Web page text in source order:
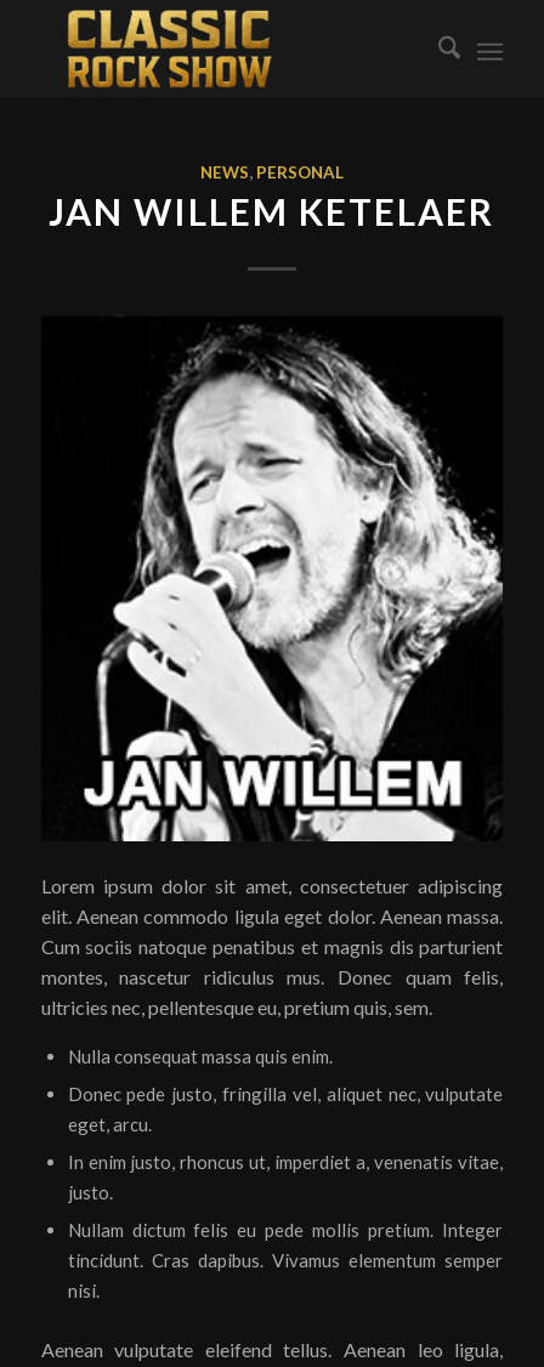
NEWS, PERSONAL
JAN WILLEM KETELAER
Lorem ipsum dolor sit amet, consectetuer adipiscing
elit. Aenean commodo ligula eget dolor. Aenean massa.
Cum sociis natoque penatibus et magnis dis parturient
montes, nascetur ridiculus mus. Donec quam felis,
ultricies nec, pellentesque eu, pretium quis, sem.
Nulla consequat massa quis enim.
Donec pede justo, fringilla vel, aliquet nec, vulputate
eget, arcu.
In enim justo, rhoncus ut, imperdiet a, venenatis vitae,
justo.
Nullam dictum felis eu pede mollis pretium. Integer
tincidunt. Cras dapibus. Vivamus elementum semper
nisi.
Aenean vulputate eleifend tellus. Aenean leo ligula,